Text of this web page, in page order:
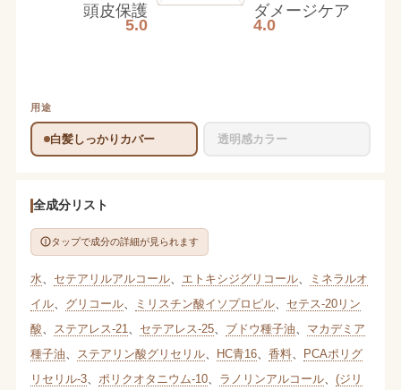
ダメージケア
4.0
頭皮保護
5.0
用途
白髪しっかりカバー 透明感カラー
全成分リスト
タップで成分の詳細が見られます
水 セテアリルアルコール、 エトキシジグリコール、
ミネラルオ
イル、 グリコール、 ミリスチン酸イソプロピル、 セテス-20リン
酸
ステアレス-21 セテアレス-25、 ブドウ種子油
マカデミア
種子油
ステアリン酸グリセリル、 HC青16、 香料、 PCAポリグ
リセリル-3、 ポリクオタニウム-10、 ラノリンアルコール、 (ジリ